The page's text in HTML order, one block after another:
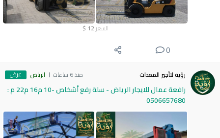
السعر 12
$
0
رؤية لتأجير المعدات منذ 6 ساعات الرياض عرض
رافعة عمال للايجار الرياض - سلة رفع أشخاص -10 م16 م22 م :
0506657680